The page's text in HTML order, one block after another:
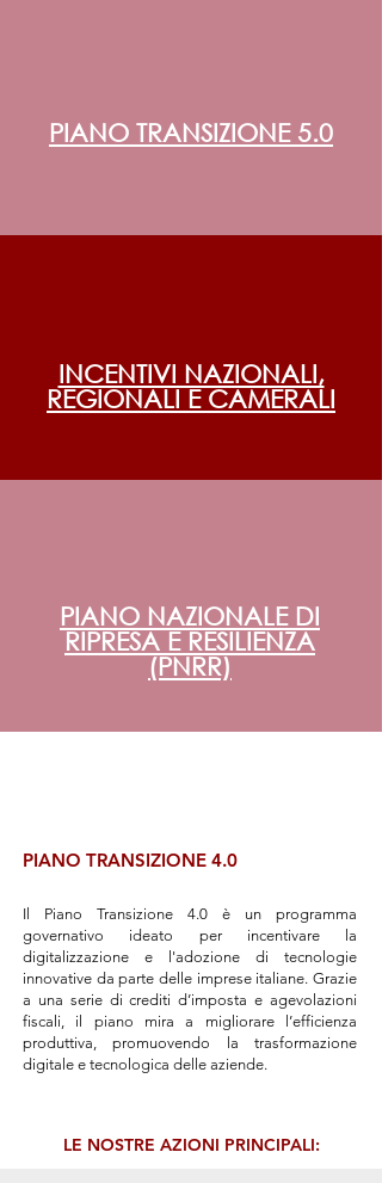
PIANO TRANSIZIONE 5.0
INCENTIVI NAZIONALI,
REGIONALI E CAMERALI
PIANO NAZIONALE DI
RIPRESA E RESILIENZA
(PNRR)
PIANO TRANSIZIONE 4.0
Il Piano Transizione 4.0 è un programma
governativo ideato per incentivare la
digitalizzazione e l'adozione di tecnologie
innovative da parte delle imprese italiane. Grazie
a una serie di crediti d’imposta e agevolazioni
fiscali, il piano mira a migliorare l’efficienza
produttiva, promuovendo la trasformazione
digitale e tecnologica delle aziende.
LE NOSTRE AZIONI PRINCIPALI: